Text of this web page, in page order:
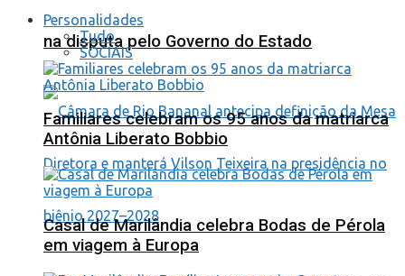
na disputa pelo Governo do Estado
Personalidades
Tudo
SOCIAIS
Familiares celebram os 95 anos da matriarca
Antônia Liberato Bobbio
Casal de Marilândia celebra Bodas de Pérola
em viagem à Europa